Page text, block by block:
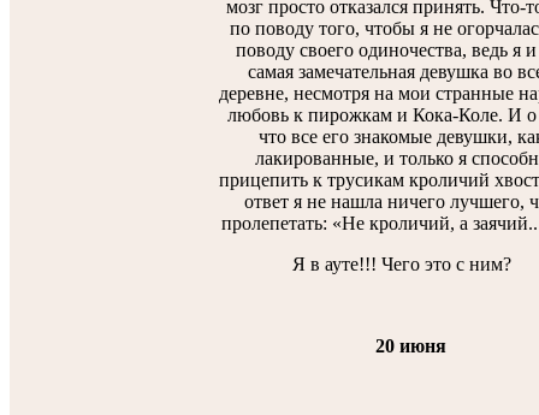
мозг просто отказался принять. Что-
по поводу того, чтобы я не
поводу своего одиночества, ведь я и
самая замечательная девушка во
деревне, несмотря на мои странные
любовь к пирожкам и Кока-Коле. И о
что все его знакомые девушки,
лакированные, и только я
прицепить к трусикам кроличий
ответ я не нашла ничего лучшего,
пролепетать: «Не кроличий, а
Я в ауте!!! Чего это с ним?
20 июня